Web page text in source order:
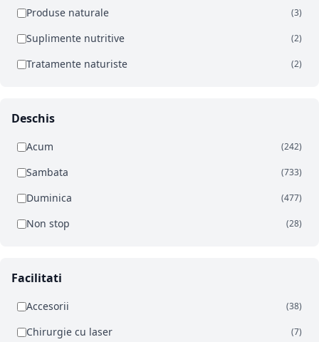
Produse naturale (3)
Suplimente nutritive (2)
Tratamente naturiste (2)
Deschis
Acum (242)
Sambata (733)
Duminica (477)
Non stop (28)
Facilitati
Accesorii (38)
Chirurgie cu laser (7)